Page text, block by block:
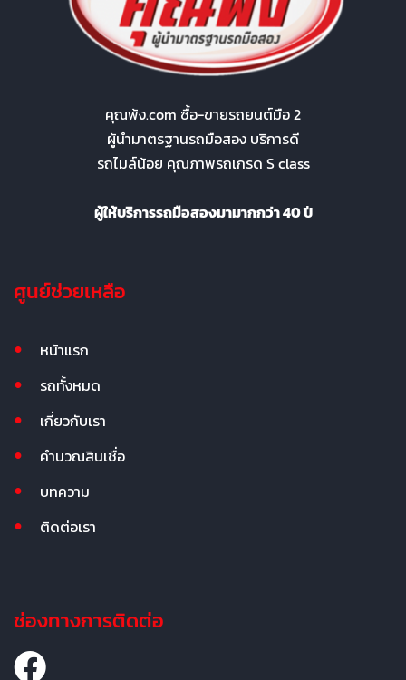
คุณพ้ง.com ซื้อ-ขายรถยนต์มือ 2
ผู้นำมาตรฐานรถมือสอง บริการดี
รถไมล์น้อย คุณภาพรถเกรด S class
ผู้ให้บริการรถมือสองมามากกว่า 40 ปี
ศูนย์ช่วยเหลือ
หน้าแรก
รถทั้งหมด
เกี่ยวกับเรา
คำนวณสินเชื่อ
บทความ
ติดต่อเรา
ช่องทางการติดต่อ